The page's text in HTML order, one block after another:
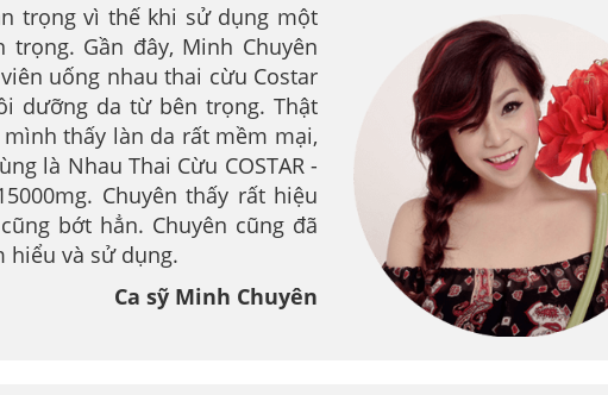
trọng vì thế khi sử dụng một
Gần đây, Minh Chuyên
uống nhau thai cừu Costar
dưỡng da từ bên trọng. Thật
thấy làn da rất mềm mại,
là Nhau Thai Cừu COSTAR -
15000mg. Chuyên thấy rất hiệu
bớt hẳn. Chuyên cũng đã
hiểu và sử dụng.
Ca sỹ Minh Chuyên